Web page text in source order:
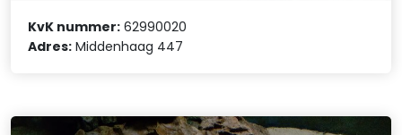
KvK nummer: 62990020
Adres: Middenhaag 447